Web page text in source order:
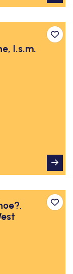
I.s.m.